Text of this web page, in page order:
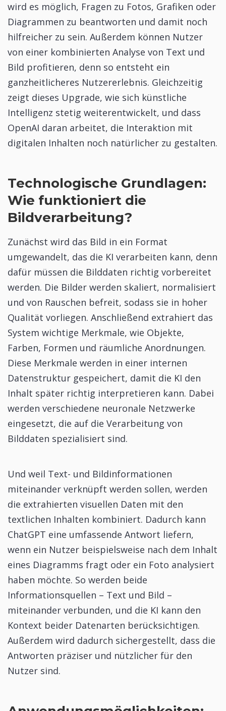
wird es möglich, Fragen zu Fotos, Grafiken oder
Diagrammen zu beantworten und damit noch
hilfreicher zu sein. Außerdem können Nutzer
von einer kombinierten Analyse von Text und
Bild profitieren, denn so entsteht ein
ganzheitlicheres Nutzererlebnis. Gleichzeitig
zeigt dieses Upgrade, wie sich künstliche
Intelligenz stetig weiterentwickelt, und dass
OpenAI daran arbeitet, die Interaktion mit
digitalen Inhalten noch natürlicher zu gestalten.
Technologische Grundlagen:
Wie funktioniert die
Bildverarbeitung?
Zunächst wird das Bild in ein Format
umgewandelt, das die KI verarbeiten kann, denn
dafür müssen die Bilddaten richtig vorbereitet
werden. Die Bilder werden skaliert, normalisiert
und von Rauschen befreit, sodass sie in hoher
Qualität vorliegen. Anschließend extrahiert das
System wichtige Merkmale, wie Objekte,
Farben, Formen und räumliche Anordnungen.
Diese Merkmale werden in einer internen
Datenstruktur gespeichert, damit die KI den
Inhalt später richtig interpretieren kann. Dabei
werden verschiedene neuronale Netzwerke
eingesetzt, die auf die Verarbeitung von
Bilddaten spezialisiert sind.
Und weil Text- und Bildinformationen
miteinander verknüpft werden sollen, werden
die extrahierten visuellen Daten mit den
textlichen Inhalten kombiniert. Dadurch kann
ChatGPT eine umfassende Antwort liefern,
wenn ein Nutzer beispielsweise nach dem Inhalt
eines Diagramms fragt oder ein Foto analysiert
haben möchte. So werden beide
Informationsquellen – Text und Bild –
miteinander verbunden, und die KI kann den
Kontext beider Datenarten berücksichtigen.
Außerdem wird dadurch sichergestellt, dass die
Antworten präziser und nützlicher für den
Nutzer sind.